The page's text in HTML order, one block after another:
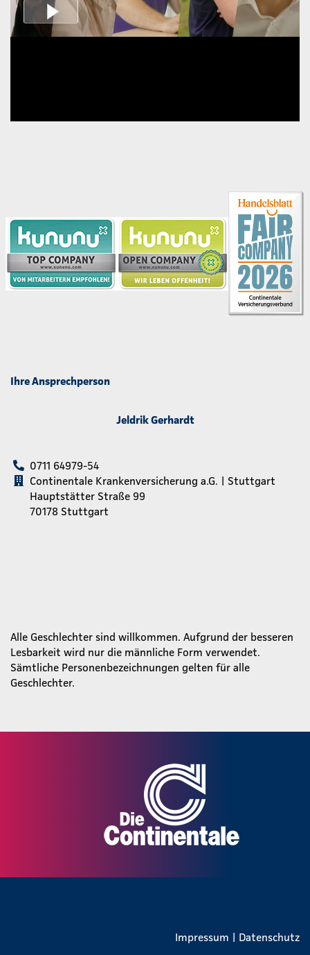
Ihre Ansprechperson
Jeldrik Gerhardt
0711 64979-54
Continentale Krankenversicherung a.G. | Stuttgart
Hauptstätter Straße 99
70178 Stuttgart
Alle Geschlechter sind willkommen. Aufgrund der besseren
Lesbarkeit wird nur die männliche Form verwendet.
Sämtliche Personenbezeichnungen gelten für alle
Geschlechter.
Impressum | Datenschutz